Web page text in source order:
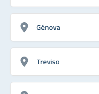
Génova
Treviso